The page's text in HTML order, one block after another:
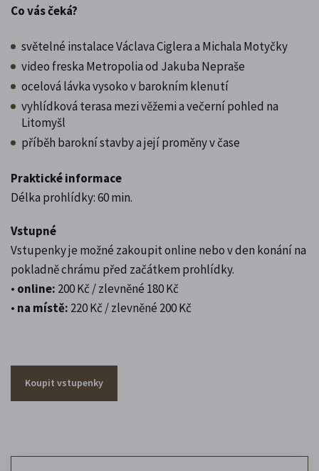
Co vás čeká?
světelné instalace Václava Ciglera a Michala Motyčky
video freska Metropolia od Jakuba Nepraše
ocelová lávka vysoko v barokním klenutí
vyhlídková terasa mezi věžemi a večerní pohled na
Litomyšl
příběh barokní stavby a její proměny v čase
Praktické informace
Délka prohlídky: 60 min.
Vstupné
Vstupenky je možné zakoupit online nebo v den konání na
pokladně chrámu před začátkem prohlídky.
• online: 200 Kč / zlevněné 180 Kč
• na místě: 220 Kč / zlevněné 200 Kč
Koupit vstupenky